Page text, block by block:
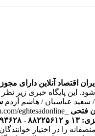
اقتصاد آنلاین دارای مجوز به شماره ۷۴۳۳۴ از وزارت
این پایگاه خبری زیر
عباسیان / هاشم آردم
eghtesadonline_ فتحی
۸۸۰۲۳۶۹۳
را در اختیار